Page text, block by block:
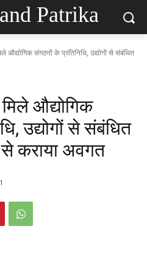
Patrika
औद्योगिक संगठनों के प्रतिनिधि, उद्योगों से संबंधित
औद्योगिक
उद्योगों से संबंधित
कराया अवगत